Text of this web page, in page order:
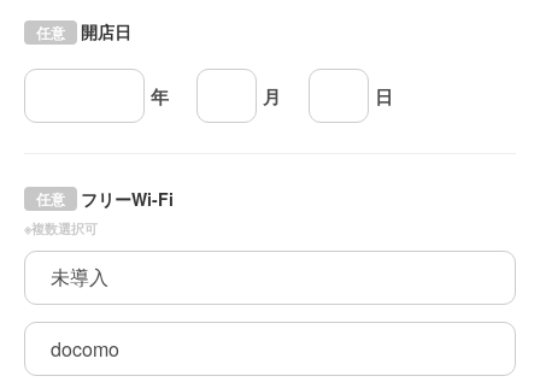
開店日
任意
年 月 日
フリーWi-Fi
任意
※複数選択可
未導入
docomo